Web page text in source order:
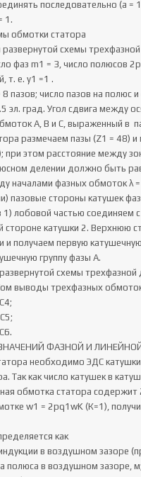
последовательно (а =
1.
обмотки статора
схемы
фаз m1 = 3, число полюсов
т. е. у1 =1 .
пазов; число пазов на полюс
эл. град. Угол сдвига между
А, В и С, выраженный в
размечаем пазы (Z1 = 48)
при этом расстояние между
делении должно быть
началами фазных обмоток λ
пазовые стороны катушек
лобовой частью соединяем
стороне катушки 2. Верхнюю
и получаем первую
группу фазы А.
схемы
выводы трехфазных
ФАЗНОЙ И
необходимо ЭДС
Так как число катушек в
обмотка статора
w1 = 2pq1wK (К=1),
как
в воздушном зазоре
полюса в воздушном зазоре, м;